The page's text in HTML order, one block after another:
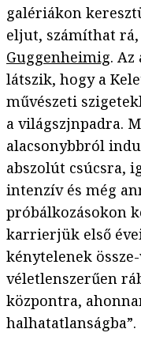
galériákon
eljut, számíthat
Guggenheimig.
látszik, hogy a
művészeti
a világszjnpadra.
alacsonybbról
abszolút csúcsra,
intenzív és még
próbálkozásokon
karrierjük első
kénytelenek
véletlenszerűen
központra,
halhatatlanságba”.